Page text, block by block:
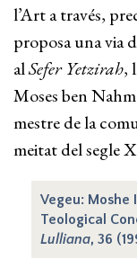
l’Art a través,
proposa una via
alSefer Yetzirah,
Moses ben
mestre de la
meitat del segle
Vegeu: Moshe
Teological
Lulliana, 36